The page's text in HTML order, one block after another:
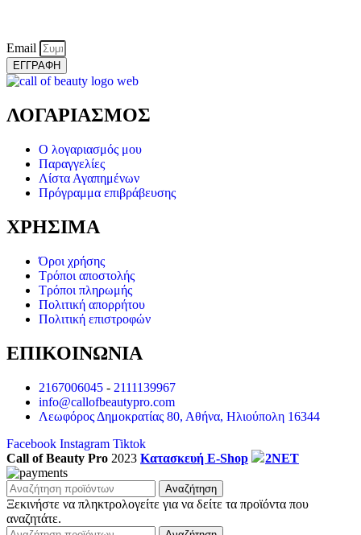
Email
ΕΓΓΡΑΦΗ
ΛΟΓΑΡΙΑΣΜΟΣ
Ο λογαριασμός μου
Παραγγελίες
Λίστα Αγαπημένων
Πρόγραμμα επιβράβευσης
ΧΡΗΣΙΜΑ
Όροι χρήσης
Τρόποι αποστολής
Τρόποι πληρωμής
Πολιτική απορρήτου
Πολιτική επιστροφών
ΕΠΙΚΟΙΝΩΝΙΑ
2167006045 - 2111139967
info@callofbeautypro.com
Λεωφόρος Δημοκρατίας 80, Αθήνα, Ηλιούπολη 16344
Facebook Instagram Tiktok
Call of Beauty Pro 2023 Κατασκευή E-Shop 2NET
Αναζήτηση
Ξεκινήστε να πληκτρολογείτε για να δείτε τα προϊόντα που
αναζητάτε.